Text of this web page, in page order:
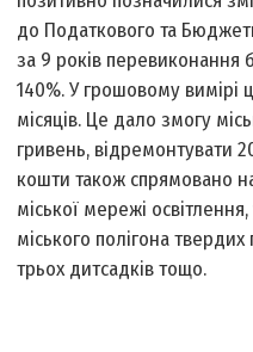
до Податкового та
за 9 років перевиконання
140%. У грошовому вимірі
місяців. Це дало змогу
гривень, відремонтувати
кошти також спрямовано
міської мережі
міського полігона
трьох дитсадків тощо.